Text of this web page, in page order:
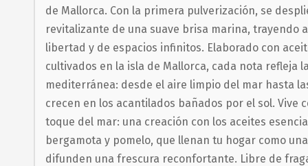
de Mallorca. Con la primera pulverización, se
revitalizante de una suave brisa marina, trayendo
libertad y de espacios infinitos. Elaborado con
cultivados en la isla de Mallorca, cada nota refleja
mediterránea: desde el aire limpio del mar hasta
crecen en los acantilados bañados por el sol. Vive
toque del mar: una creación con los aceites
bergamota y pomelo, que llenan tu hogar como
difunden una frescura reconfortante. Libre de